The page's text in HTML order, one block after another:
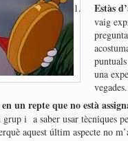
Estàs
vaig
una
vegades.
un repte que no està
i a saber usar tècniques
aquest últim aspecte no